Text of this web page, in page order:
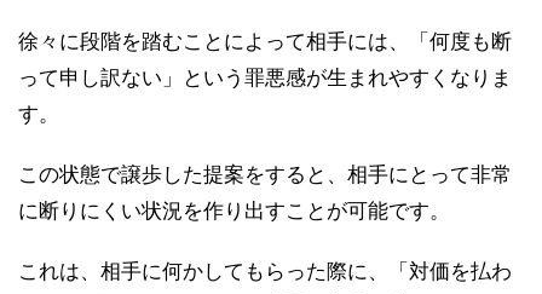
徐々に段階を踏むことによって相手には、「何度も断
って申し訳ない」という罪悪感が生まれやすくなりま
す。
この状態で譲歩した提案をすると、相手にとって非常
に断りにくい状況を作り出すことが可能です。
これは、相手に何かしてもらった際に、「対価を払わ